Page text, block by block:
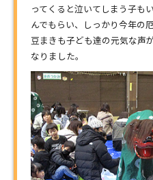
ってくると泣いてしまう子も
んでもらい、しっかり今年の
豆まきも子ども達の元気な声
なりました。